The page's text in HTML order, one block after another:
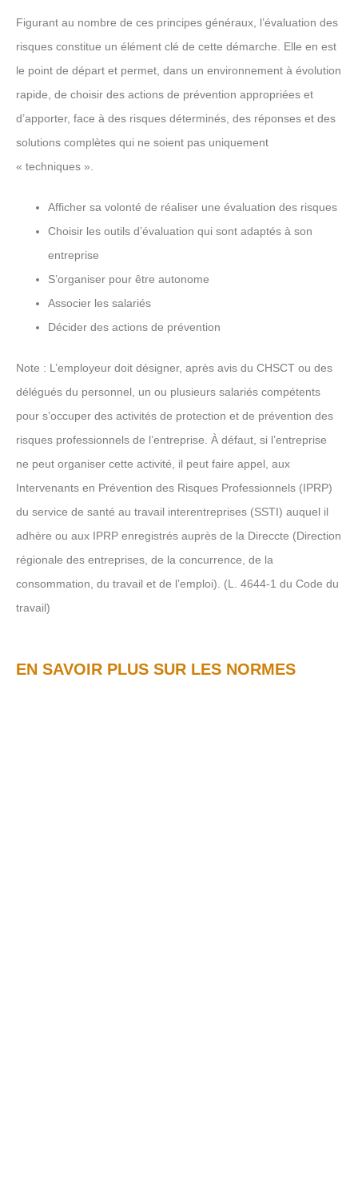
Figurant au nombre de ces principes généraux, l’évaluation des
risques constitue un élément clé de cette démarche. Elle en est
le point de départ et permet, dans un environnement à évolution
rapide, de choisir des actions de prévention appropriées et
d’apporter, face à des risques déterminés, des réponses et des
solutions complètes qui ne soient pas uniquement
« techniques ».
Afficher sa volonté de réaliser une évaluation des risques
Choisir les outils d’évaluation qui sont adaptés à son
entreprise
S’organiser pour être autonome
Associer les salariés
Décider des actions de prévention
Note : L’employeur doit désigner, après avis du CHSCT ou des
délégués du personnel, un ou plusieurs salariés compétents
pour s’occuper des activités de protection et de prévention des
risques professionnels de l’entreprise. À défaut, si l’entreprise
ne peut organiser cette activité, il peut faire appel, aux
Intervenants en Prévention des Risques Professionnels (IPRP)
du service de santé au travail interentreprises (SSTI) auquel il
adhère ou aux IPRP enregistrés auprès de la Direccte (Direction
régionale des entreprises, de la concurrence, de la
consommation, du travail et de l’emploi). (L. 4644-1 du Code du
travail)
EN SAVOIR PLUS SUR LES NORMES